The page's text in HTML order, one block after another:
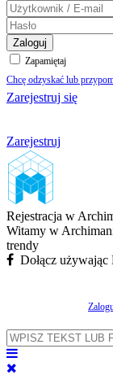
Zaloguj
Zapamiętaj
Chcę odzyskać lub
Zarejestruj się
Zarejestruj
Rejestracja w
Witamy w
trendy
Dołącz używając